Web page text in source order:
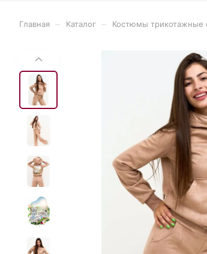
Главная Каталог Костюмы трикотажные